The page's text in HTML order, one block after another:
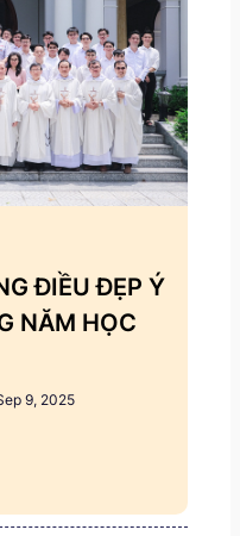
ĐIỀU ĐẸP Ý
NĂM HỌC
9, 2025